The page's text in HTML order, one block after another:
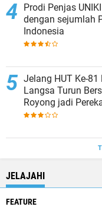
Prodi Penjas
dengan sejumlah
Indonesia
Jelang HUT Ke-81
Langsa Turun
Royong jadi
JELAJAHI
FEATURE